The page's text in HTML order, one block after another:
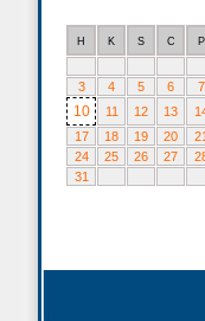
H K S C P
3
4 5 6 7
10 11 12 13
17
18 19 20 21
24
25 26 27
31